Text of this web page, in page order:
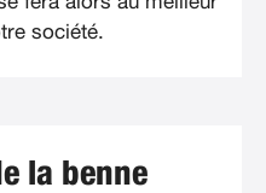
société.
la benne